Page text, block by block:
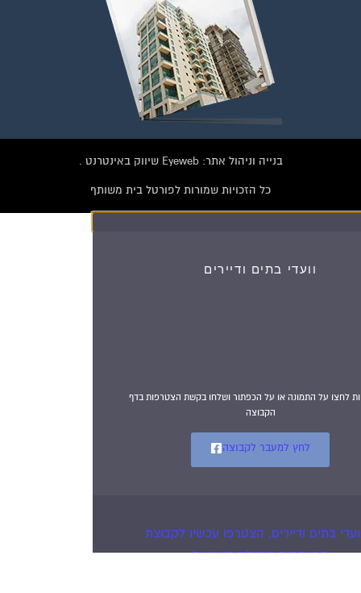
בנייה וניהול אתר: Eyeweb שיווק באינטרנט .
כל הזכויות שמורות לפורטל בית משותף
וועדי בתים ודיירים
להצטרפות לחצו על התמונה או על הכפתור ושלחו בקשת הצטרפות בדף
לחץ למעבר לקבוצה